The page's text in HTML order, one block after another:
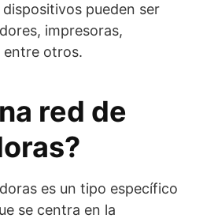
pueden ser
impresoras,
entre otros.
red de
es un tipo específico
se centra en la